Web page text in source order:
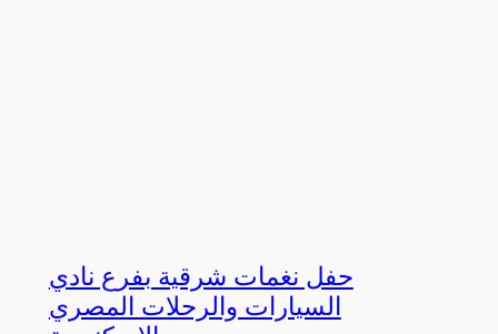
حفل نغمات شرقية بفرع نادي
السيارات والرحلات المصري